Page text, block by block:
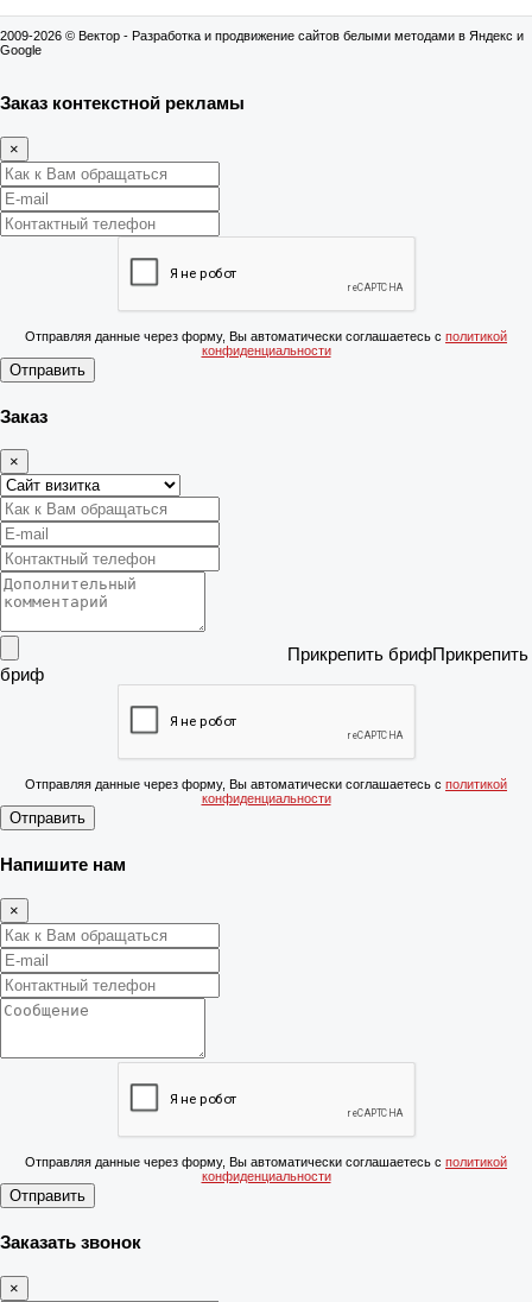
2009-2026 © Вектор - Разработка и продвижение сайтов белыми методами в Яндекс и
Google
Заказ контекстной рекламы
×
Отправляя данные через форму, Вы автоматически соглашаетесь с политикой
конфиденциальности
Отправить
Заказ
×
Прикрепить бриф
Отправляя данные через форму, Вы автоматически соглашаетесь с политикой
конфиденциальности
Отправить
Напишите нам
×
Отправляя данные через форму, Вы автоматически соглашаетесь с политикой
конфиденциальности
Отправить
Заказать звонок
×